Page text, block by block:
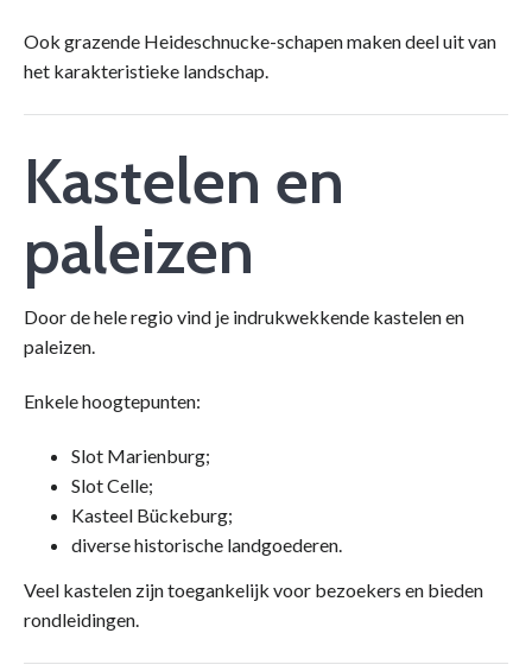
Ook grazende Heideschnucke-schapen maken deel uit van
het karakteristieke landschap.
Kastelen en
paleizen
Door de hele regio vind je indrukwekkende kastelen en
paleizen.
Enkele hoogtepunten:
Slot Marienburg;
Slot Celle;
Kasteel Bückeburg;
diverse historische landgoederen.
Veel kastelen zijn toegankelijk voor bezoekers en bieden
rondleidingen.